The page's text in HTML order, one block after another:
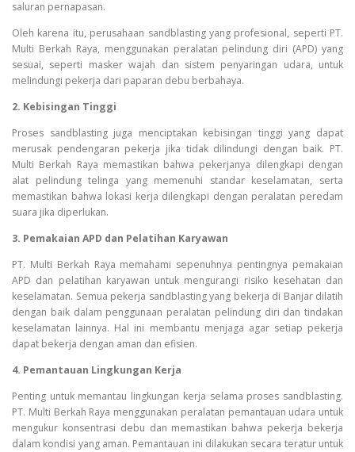
saluran pernapasan.
Oleh karena itu, perusahaan sandblasting yang profesional, seperti PT.
Multi Berkah Raya, menggunakan peralatan pelindung diri (APD) yang
sesuai, seperti masker wajah dan sistem penyaringan udara, untuk
melindungi pekerja dari paparan debu berbahaya.
2. Kebisingan Tinggi
Proses sandblasting juga menciptakan kebisingan tinggi yang dapat
merusak pendengaran pekerja jika tidak dilindungi dengan baik. PT.
Multi Berkah Raya memastikan bahwa pekerjanya dilengkapi dengan
alat pelindung telinga yang memenuhi standar keselamatan, serta
memastikan bahwa lokasi kerja dilengkapi dengan peralatan peredam
suara jika diperlukan.
3. Pemakaian APD dan Pelatihan Karyawan
PT. Multi Berkah Raya memahami sepenuhnya pentingnya pemakaian
APD dan pelatihan karyawan untuk mengurangi risiko kesehatan dan
keselamatan. Semua pekerja sandblasting yang bekerja di Banjar dilatih
dengan baik dalam penggunaan peralatan pelindung diri dan tindakan
keselamatan lainnya. Hal ini membantu menjaga agar setiap pekerja
dapat bekerja dengan aman dan efisien.
4. Pemantauan Lingkungan Kerja
Penting untuk memantau lingkungan kerja selama proses sandblasting.
PT. Multi Berkah Raya menggunakan peralatan pemantauan udara untuk
mengukur konsentrasi debu dan memastikan bahwa pekerja bekerja
dalam kondisi yang aman. Pemantauan ini dilakukan secara teratur untuk